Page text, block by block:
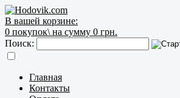
В вашей корзине:
0 покупок\ на сумму 0 грн.
Поиск:
Главная
Контакты